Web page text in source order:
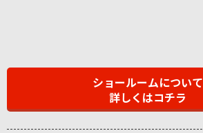
ショールームについて
詳しくはコチラ